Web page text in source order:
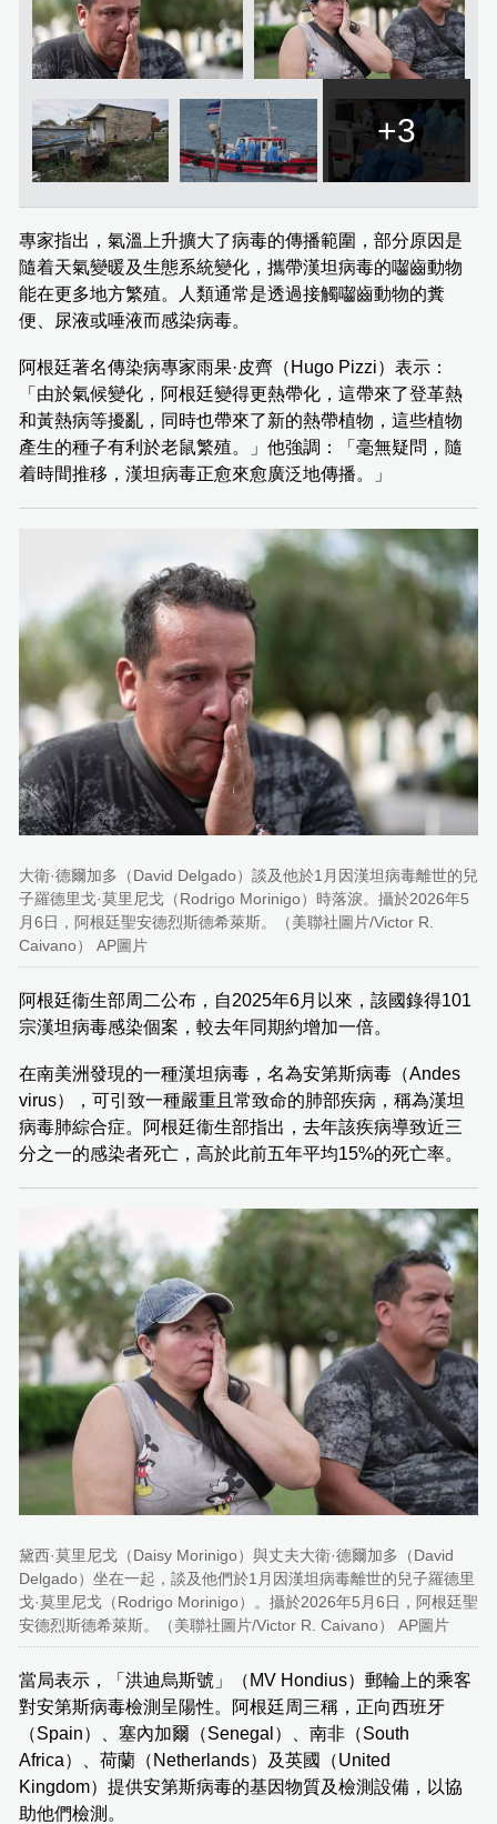
+3
專家指出，氣溫上升擴大了病毒的傳播範圍，部分原因是
隨着天氣變暖及生態系統變化，攜帶漢坦病毒的囓齒動物
能在更多地方繁殖。人類通常是透過接觸囓齒動物的糞
便、尿液或唾液而感染病毒。
阿根廷著名傳染病專家雨果·皮齊（Hugo Pizzi）表示：
「由於氣候變化，阿根廷變得更熱帶化，這帶來了登革熱
和黃熱病等擾亂，同時也帶來了新的熱帶植物，這些植物
產生的種子有利於老鼠繁殖。」他強調：「毫無疑問，隨
着時間推移，漢坦病毒正愈來愈廣泛地傳播。」
大衛·德爾加多（David Delgado）談及他於1月因漢坦病毒離世的兒
子羅德里戈·莫里尼戈（Rodrigo Morinigo）時落淚。攝於2026年5
月6日，阿根廷聖安德烈斯德希萊斯。（美聯社圖片/Victor R.
Caivano） AP圖片
阿根廷衞生部周二公布，自2025年6月以來，該國錄得101
宗漢坦病毒感染個案，較去年同期約增加一倍。
在南美洲發現的一種漢坦病毒，名為安第斯病毒（Andes
virus），可引致一種嚴重且常致命的肺部疾病，稱為漢坦
病毒肺綜合症。阿根廷衞生部指出，去年該疾病導致近三
分之一的感染者死亡，高於此前五年平均15%的死亡率。
黛西·莫里尼戈（Daisy Morinigo）與丈夫大衛·德爾加多（David
Delgado）坐在一起，談及他們於1月因漢坦病毒離世的兒子羅德里
戈·莫里尼戈（Rodrigo Morinigo）。攝於2026年5月6日，阿根廷聖
安德烈斯德希萊斯。（美聯社圖片/Victor R. Caivano） AP圖片
當局表示，「洪迪烏斯號」（MV Hondius）郵輪上的乘客
對安第斯病毒檢測呈陽性。阿根廷周三稱，正向西班牙
（Spain）、塞內加爾（Senegal）、南非（South
Africa）、荷蘭（Netherlands）及英國（United
Kingdom）提供安第斯病毒的基因物質及檢測設備，以協
助他們檢測。